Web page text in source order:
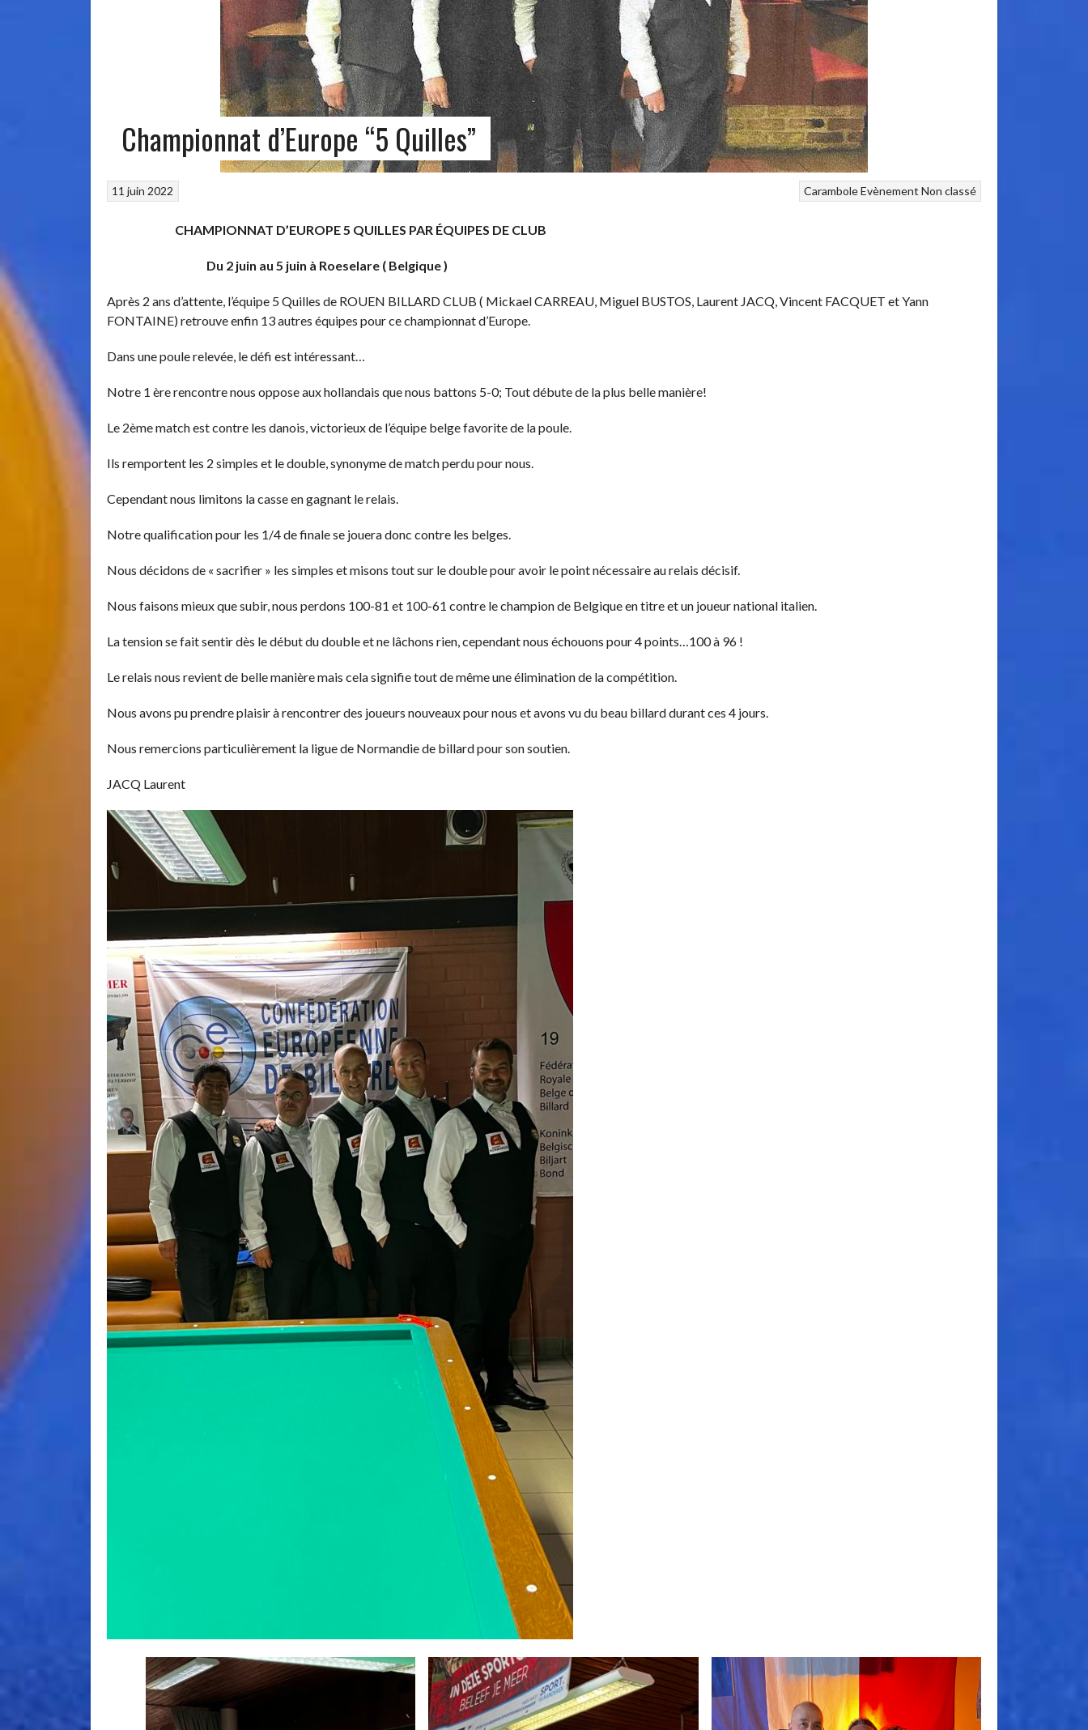
Championnat d’Europe “5 Quilles”
CaramboleEvènement Non classé
11 juin 2022
CHAMPIONNAT D’EUROPE 5 QUILLES PAR ÉQUIPES DE CLUB
Du 2 juin au 5 juin à Roeselare ( Belgique )
Après 2 ans d’attente, l’équipe 5 Quilles de ROUEN BILLARD CLUB ( Mickael CARREAU, Miguel BUSTOS, Laurent JACQ, Vincent FACQUET et Yann
FONTAINE) retrouve enfin 13 autres équipes pour ce championnat d’Europe.
Dans une poule relevée, le défi est intéressant…
Notre 1 ère rencontre nous oppose aux hollandais que nous battons 5-0; Tout débute de la plus belle manière!
Le 2ème match est contre les danois, victorieux de l’équipe belge favorite de la poule.
Ils remportent les 2 simples et le double, synonyme de match perdu pour nous.
Cependant nous limitons la casse en gagnant le relais.
Notre qualification pour les 1/4 de finale se jouera donc contre les belges.
Nous décidons de « sacrifier » les simples et misons tout sur le double pour avoir le point nécessaire au relais décisif.
Nous faisons mieux que subir, nous perdons 100-81 et 100-61 contre le champion de Belgique en titre et un joueur national italien.
La tension se fait sentir dès le début du double et ne lâchons rien, cependant nous échouons pour 4 points…100 à 96 !
Le relais nous revient de belle manière mais cela signifie tout de même une élimination de la compétition.
Nous avons pu prendre plaisir à rencontrer des joueurs nouveaux pour nous et avons vu du beau billard durant ces 4 jours.
Nous remercions particulièrement la ligue de Normandie de billard pour son soutien.
JACQ Laurent